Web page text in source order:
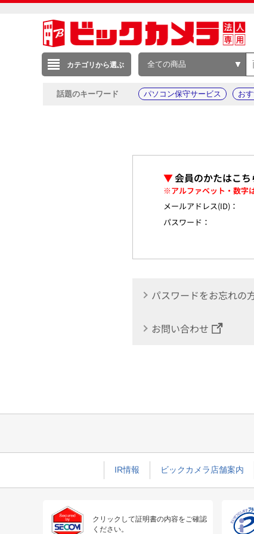
カテゴリから選ぶ 全ての商品
話題のキーワード パソコン保守サービス お
▼会員のかたはこち
※アルファベット・数字
メールアドレス(ID)：
パスワード：
パスワードをお忘れの
お問い合わせ
IR情報 ビックカメラ店舗案内
クリックして証明書の内容をご確認
ください。